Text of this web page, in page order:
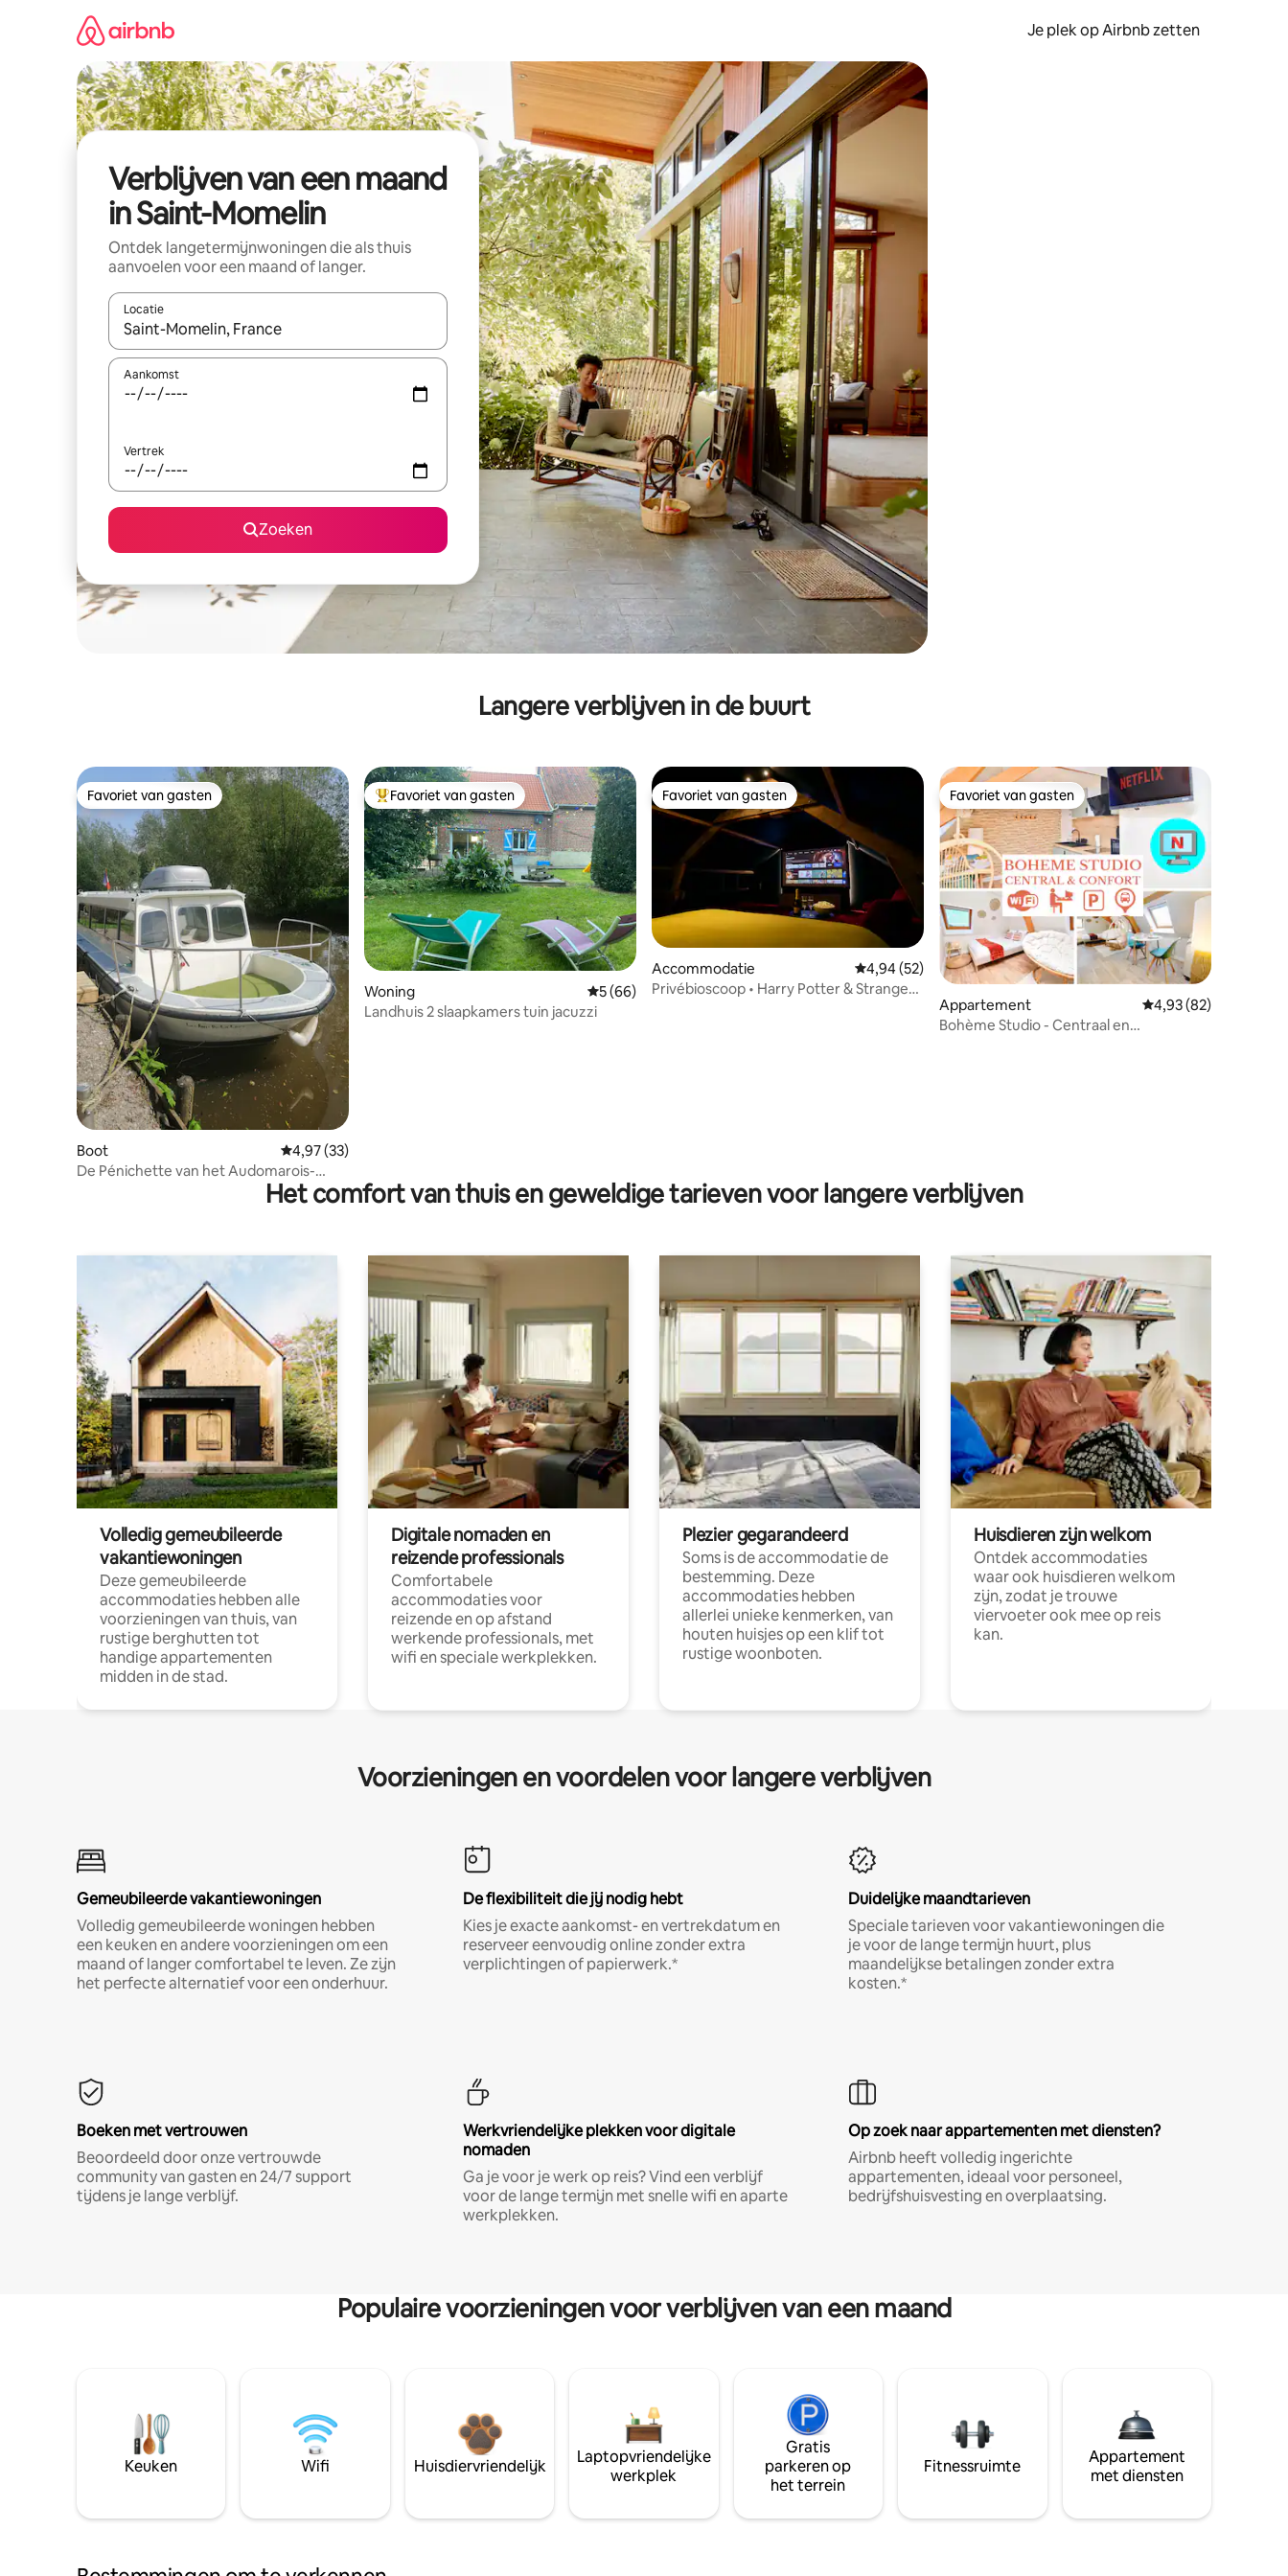
Je plek op Airbnb zetten
Verblijven van een maand
in Saint-Momelin
Ontdek langetermijnwoningen die als thuis
aanvoelen voor een maand of langer.
Locatie
Wanneer er resultaten beschikbaar zijn, maak je een keuze met je de pijltjestoetsen omhoog en omlaag, óf door te tikken of swipen.
Aankomst
Vertrek
Zoeken
Langere verblijven in de buurt
Favoriet van gasten
Favoriet van gasten
Boot Gemiddelde beoordeling van 4,97 op 5, 33 recensies
4,97 (33)
De Pénichette van het Audomarois-
Topfavoriet van gasten
Favoriet van gasten
Woning Gemiddelde beoordeling van 5 op 5, 66 recensies
5 (66)
Landhuis 2 slaapkamers tuin jacuzzi
Favoriet van gasten
Favoriet van gasten
Accommodatie Gemiddelde beoordeling van 4,94 op 5, 52 recensies
4,94 (52)
Privébioscoop • Harry Potter & Stranger
Favoriet van gasten
Favoriet van gasten
Appartement Gemiddelde
4,93 (82)
Bohème Studio - Centraal en
Het comfort van thuis en geweldige tarieven voor langere verblijven
Volledig gemeubileerde
vakantiewoningen
Deze gemeubileerde
accommodaties hebben alle
voorzieningen van thuis, van
rustige berghutten tot
handige appartementen
midden in de stad.
Digitale nomaden en
reizende professionals
Comfortabele
accommodaties voor
reizende en op afstand
werkende professionals, met
wifi en speciale werkplekken.
Plezier gegarandeerd
Soms is de accommodatie de
bestemming. Deze
accommodaties hebben
allerlei unieke kenmerken, van
houten huisjes op een klif tot
rustige woonboten.
Huisdieren zijn welkom
Ontdek accommodaties
waar ook huisdieren welkom
zijn, zodat je trouwe
viervoeter ook mee op reis
kan.
Voorzieningen en voordelen voor langere verblijven
Gemeubileerde vakantiewoningen
Volledig gemeubileerde woningen hebben
een keuken en andere voorzieningen om een
maand of langer comfortabel te leven. Ze zijn
het perfecte alternatief voor een onderhuur.
De flexibiliteit die jij nodig hebt
Kies je exacte aankomst- en vertrekdatum en
reserveer eenvoudig online zonder extra
verplichtingen of papierwerk.*
Duidelijke maandtarieven
Speciale tarieven voor vakantiewoningen die
je voor de lange termijn huurt, plus
maandelijkse betalingen zonder extra
kosten.*
Boeken met vertrouwen
Beoordeeld door onze vertrouwde
community van gasten en 24/7 support
tijdens je lange verblijf.
Werkvriendelijke plekken voor digitale
nomaden
Ga je voor je werk op reis? Vind een verblijf
voor de lange termijn met snelle wifi en aparte
werkplekken.
Op zoek naar appartementen met diensten?
Airbnb heeft volledig ingerichte
appartementen, ideaal voor personeel,
bedrijfshuisvesting en overplaatsing.
Populaire voorzieningen voor verblijven van een maand
Keuken Wifi Huisdiervriendelijk
Laptopvriendelijke
werkplek
Gratis
parkeren op
het terrein
Fitnessruimte
Appartement
met diensten